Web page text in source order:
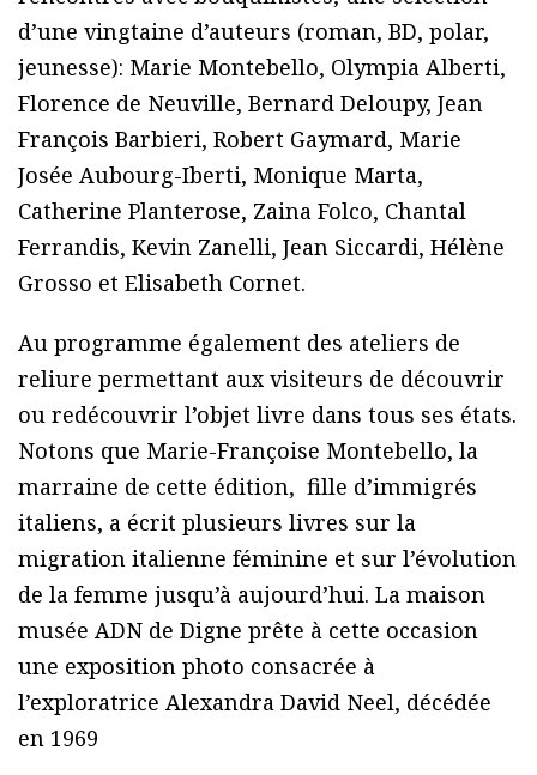
d’une vingtaine d’auteurs (roman, BD, polar,
jeunesse): Marie Montebello, Olympia Alberti,
Florence de Neuville, Bernard Deloupy, Jean
François Barbieri, Robert Gaymard, Marie
Josée Aubourg-Iberti, Monique Marta,
Catherine Planterose, Zaina Folco, Chantal
Ferrandis, Kevin Zanelli, Jean Siccardi, Hélène
Grosso et Elisabeth Cornet.
Au programme également des ateliers de
reliure permettant aux visiteurs de découvrir
ou redécouvrir l’objet livre dans tous ses états.
Notons que Marie-Françoise Montebello, la
marraine de cette édition, fille d’immigrés
italiens, a écrit plusieurs livres sur la
migration italienne féminine et sur l’évolution
de la femme jusqu’à aujourd’hui. La maison
musée ADN de Digne prête à cette occasion
une exposition photo consacrée à
l’exploratrice Alexandra David Neel, décédée
en 1969